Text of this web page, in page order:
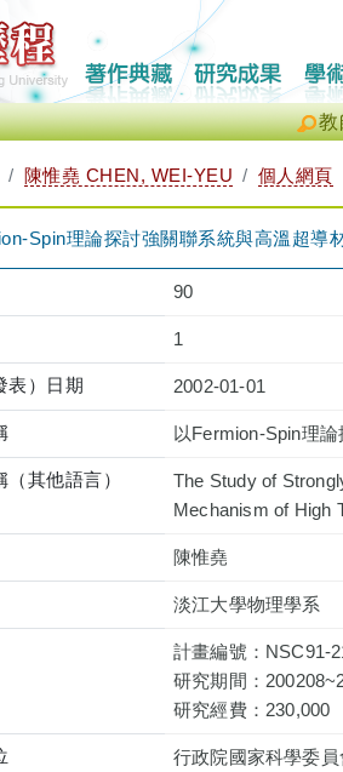
教
陳惟堯 CHEN, WEI-YEU 個人網頁
Spin理論探討強關聯系統與高溫超導
90
1
表）日期 2002-01-01
以Fermion-Spin理
其他語言）
The Study of
Mechanism of High
陳惟堯
淡江大學物理學系
計畫編號：NSC91-
研究期間：
研究經費：230,000
行政院國家科學委員